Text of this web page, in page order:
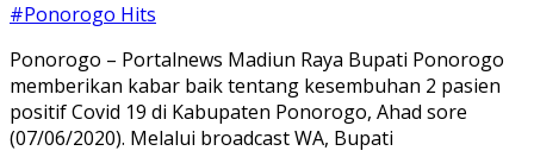
#Ponorogo Hits
Ponorogo – Portalnews Madiun Raya Bupati Ponorogo
memberikan kabar baik tentang kesembuhan 2 pasien
positif Covid 19 di Kabupaten Ponorogo, Ahad sore
(07/06/2020). Melalui broadcast WA, Bupati